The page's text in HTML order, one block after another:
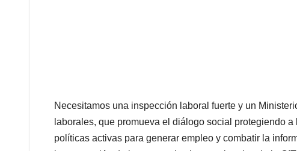
Necesitamos una inspección laboral fuerte y un
laborales, que promueva el diálogo social protegiendo
políticas activas para generar empleo y combatir la